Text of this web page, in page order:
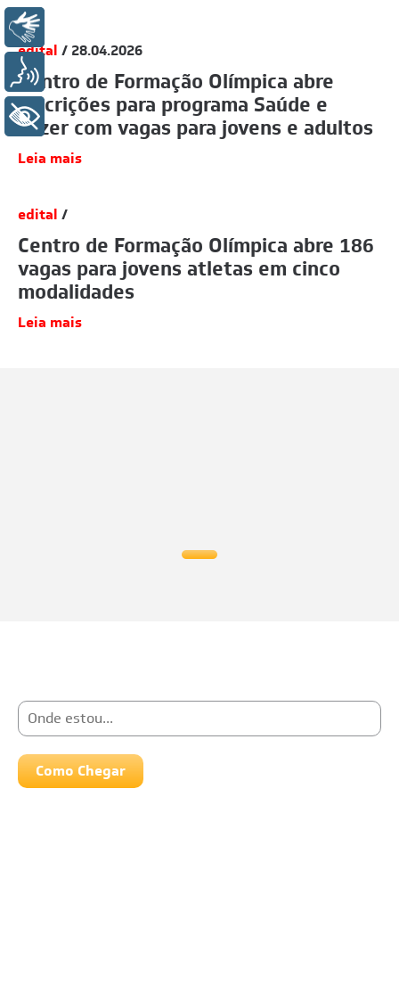
edital / 28.04.2026
Centro de Formação Olímpica abre
inscrições para programa Saúde e
Lazer com vagas para jovens e adultos
Leia mais
edital /
Centro de Formação Olímpica abre 186
vagas para jovens atletas em cinco
modalidades
Leia mais
+ Acessibilidade